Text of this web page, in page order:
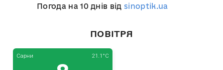
Погода на 10 днів відsinoptik.ua
ПОВІТРЯ